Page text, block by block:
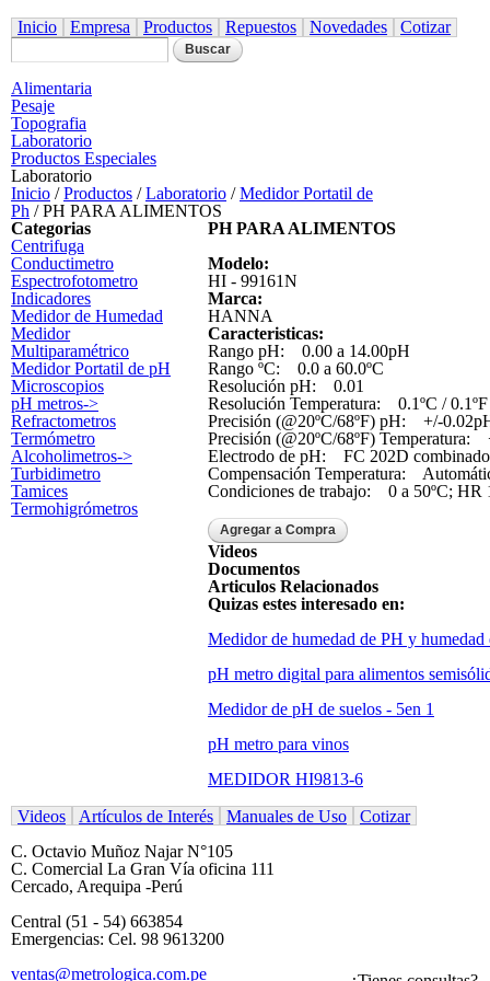
contenido
principal
Inicio Empresa Productos Repuestos Novedades
Cotizar
Formulario de búsqueda
Alimentaria
Pesaje
Topografia
Laboratorio
Productos Especiales
Laboratorio
Inicio / Productos / Laboratorio / Medidor Portatil de
Ph / PH PARA ALIMENTOS
Categorias
Centrifuga
Conductimetro
Espectrofotometro
Indicadores
Medidor de Humedad
Medidor
Multiparamétrico
Medidor Portatil de pH
Microscopios
pH metros->
Refractometros
Termómetro
Alcoholimetros->
Turbidimetro
Tamices
Termohigrómetros
PH PARA ALIMENTOS
Modelo:
HI - 99161N
Marca:
HANNA
Caracteristicas:
Rango pH: 0.00 a 14.00pH
Rango ºC: 0.0 a 60.0ºC
Resolución pH: 0.01
Resolución Temperatura: 0.1ºC / 0.1ºF
Precisión (@20ºC/68ºF) pH: +/-
Precisión (@20ºC/68ºF) Temperatura:
Electrodo de pH: FC 202D
Compensación Temperatura:
Condiciones de trabajo: 0 a 50ºC; HR
Videos
Documentos
Articulos Relacionados
Quizas estes interesado en:
Medidor de humedad de PH y humedad
pH metro digital para alimentos
Medidor de pH de suelos - 5en 1
pH metro para vinos
MEDIDOR HI9813-6
Videos Artículos de Interés Manuales de Uso
Cotizar
C. Octavio Muñoz Najar N°105
C. Comercial La Gran Vía oficina 111
Cercado, Arequipa -Perú
Central (51 - 54) 663854
Emergencias: Cel. 98 9613200
ventas@metrologica.com.pe